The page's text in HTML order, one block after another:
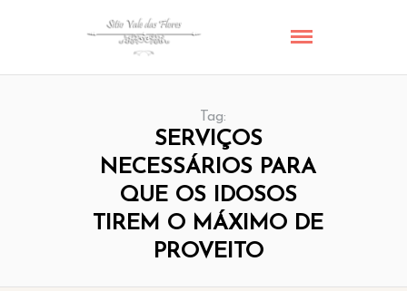
Tag:
SERVIÇOS
NECESSÁRIOS PARA
QUE OS IDOSOS
TIREM O MÁXIMO DE
PROVEITO